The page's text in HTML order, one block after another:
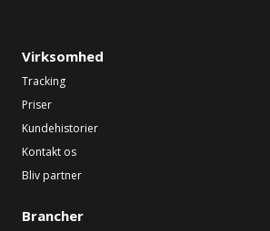
Virksomhed
Tracking
Priser
Kundehistorier
Kontakt os
Bliv partner
Brancher